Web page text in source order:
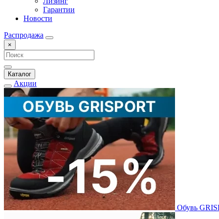
Гарантии
Новости
Распродажа
×
Каталог
Акции
Обувь